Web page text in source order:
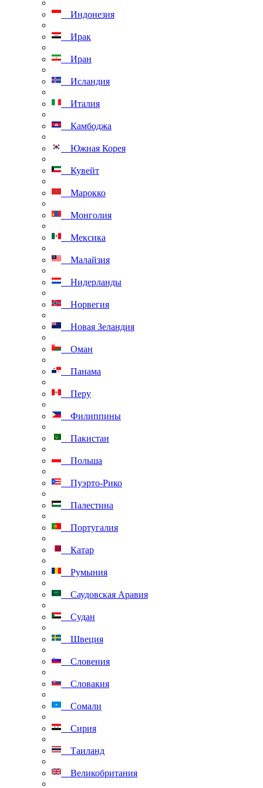
Индонезия
Ирак
Иран
Исландия
Италия
Камбоджа
Южная Корея
Кувейт
Марокко
Монголия
Мексика
Малайзия
Нидерланды
Норвегия
Новая Зеландия
Оман
Панама
Перу
Филиппины
Пакистан
Польша
Пуэрто-Рико
Палестина
Португалия
Катар
Румыния
Саудовская Аравия
Судан
Швеция
Словения
Словакия
Сомали
Сирия
Таиланд
Великобритания